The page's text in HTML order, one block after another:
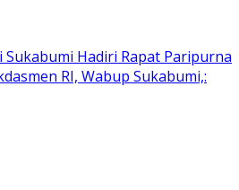
Sukabumi Hadiri Rapat Paripurna
RI, Wabup Sukabumi,: